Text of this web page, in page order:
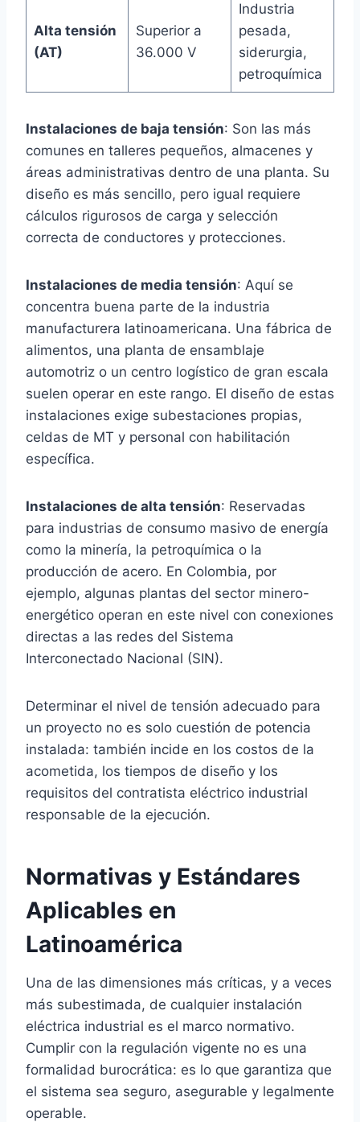
Alta tensión
(AT)
Superior a
36.000 V
Industria
pesada,
siderurgia,
petroquímica
Instalaciones de baja tensión: Son las más
comunes en talleres pequeños, almacenes y
áreas administrativas dentro de una planta. Su
diseño es más sencillo, pero igual requiere
cálculos rigurosos de carga y selección
correcta de conductores y protecciones.
Instalaciones de media tensión: Aquí se
concentra buena parte de la industria
manufacturera latinoamericana. Una fábrica de
alimentos, una planta de ensamblaje
automotriz o un centro logístico de gran escala
suelen operar en este rango. El diseño de estas
instalaciones exige subestaciones propias,
celdas de MT y personal con habilitación
específica.
Instalaciones de alta tensión: Reservadas
para industrias de consumo masivo de energía
como la minería, la petroquímica o la
producción de acero. En Colombia, por
ejemplo, algunas plantas del sector minero-
energético operan en este nivel con conexiones
directas a las redes del Sistema
Interconectado Nacional (SIN).
Determinar el nivel de tensión adecuado para
un proyecto no es solo cuestión de potencia
instalada: también incide en los costos de la
acometida, los tiempos de diseño y los
requisitos del contratista eléctrico industrial
responsable de la ejecución.
Normativas y Estándares
Aplicables en
Latinoamérica
Una de las dimensiones más críticas, y a veces
más subestimada, de cualquier instalación
eléctrica industrial es el marco normativo.
Cumplir con la regulación vigente no es una
formalidad burocrática: es lo que garantiza que
el sistema sea seguro, asegurable y legalmente
operable.